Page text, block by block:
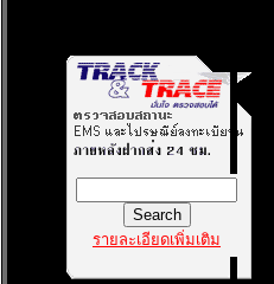
รายละเอียดเพิ่มเติม